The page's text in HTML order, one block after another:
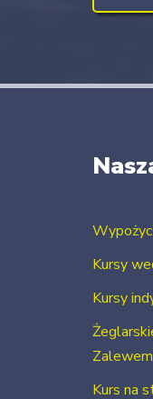
Kursy
Kursy
Kurs na